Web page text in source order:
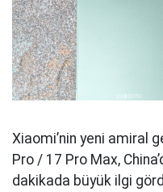
Xiaomi’nin yeni amiral
Pro / 17 Pro Max,
dakikada büyük ilgi